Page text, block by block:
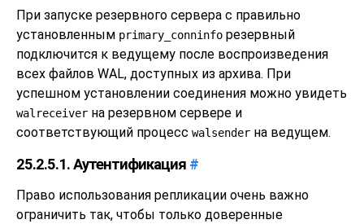
При запуске резервного сервера с правильно
установленным primary_conninfo резервный
подключится к ведущему после воспроизведения
всех файлов WAL, доступных из архива. При
успешном установлении соединения можно увидеть
walreceiver на резервном сервере и
соответствующий процесс walsender на ведущем.
25.2.5.1. Аутентификация #
Право использования репликации очень важно
ограничить так, чтобы только доверенные